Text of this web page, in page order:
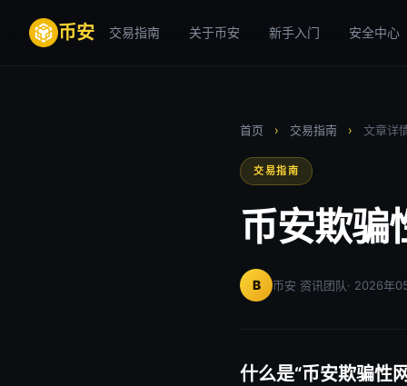
币安 交易指南 关于币安 新手入门 安全中心
首页 › 交易指南 › 文章详
交易指南
币安欺骗
B 币安 资讯团队· 2026年
什么是“币安欺骗性